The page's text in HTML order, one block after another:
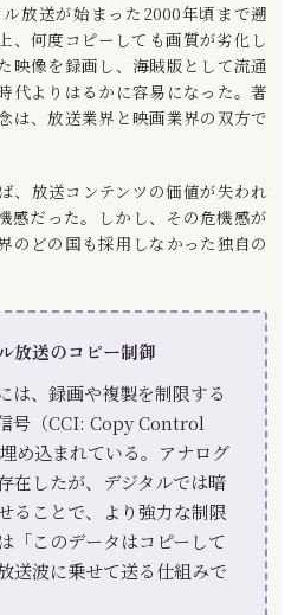
放送が始まった2000年頃まで遡
、何度コピーしても画質が劣化し
映像を録画し、海賊版として流通
代よりはるかに容易になった。著
は、放送業界と映画業界の双方で
、放送コンテンツの価値が失われ
だった。しかし、その危機感が
のどの国も採用しなかった独自の
放送のコピー制御
は、録画や複製を制限する
号（CCI: Copy Control
込まれている。アナログ
在したが、デジタルでは暗
ることで、より強力な制限
「このデータはコピーして
送波に乗せて送る仕組みで